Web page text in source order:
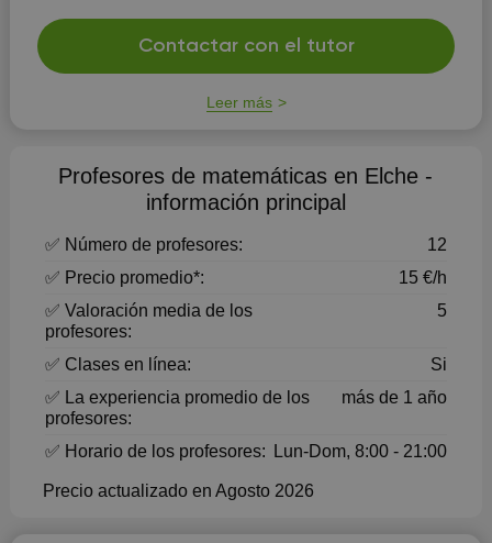
(máximo 3 alumnos) para ESO, Bachillerato, Formación
Profesional, pruebas de acceso y adultos. Actualmente
ejerzo como profesor interino en la enseñanza pública,
Contactar con el tutor
Leer más
Profesores de matemáticas en Elche -
información principal
✅ Número de profesores:
12
✅ Precio promedio*:
15 €/h
✅ Valoración media de los
profesores:
5
✅ Clases en línea:
Si
✅ La experiencia promedio de los
profesores:
más de 1 año
✅ Horario de los profesores: Lun-Dom, 8:00 - 21:00
Precio actualizado en Agosto 2026